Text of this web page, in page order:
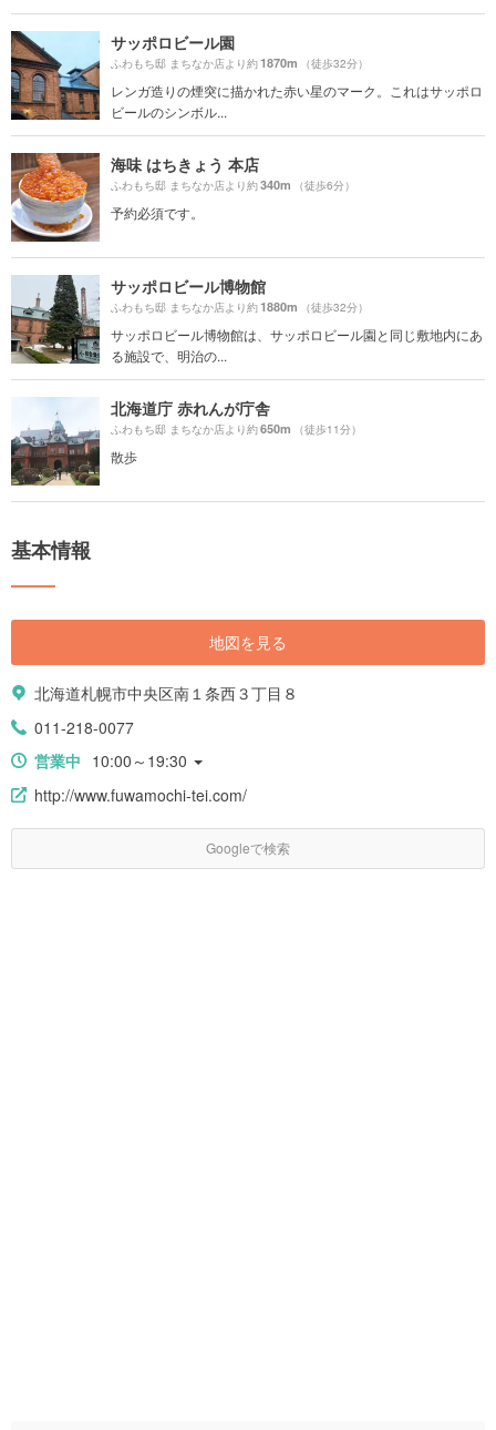
サッポロビール園
ふわもち邸 まちなか店より約1870m （徒歩32分）
レンガ造りの煙突に描かれた赤い星のマーク。これはサッポロ
ビールのシンボル...
海味 はちきょう 本店
ふわもち邸 まちなか店より約340m （徒歩6分）
予約必須です。
サッポロビール博物館
ふわもち邸 まちなか店より約1880m （徒歩32分）
サッポロビール博物館は、サッポロビール園と同じ敷地内にあ
る施設で、明治の...
北海道庁 赤れんが庁舎
ふわもち邸 まちなか店より約650m （徒歩11分）
散歩
基本情報
地図を見る
北海道札幌市中央区南１条西３丁目８
011-218-0077
営業中 10:00～19:30
http://www.fuwamochi-tei.com/
Googleで検索